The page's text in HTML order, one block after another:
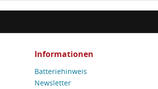
Informationen
Batteriehinweis
Newsletter